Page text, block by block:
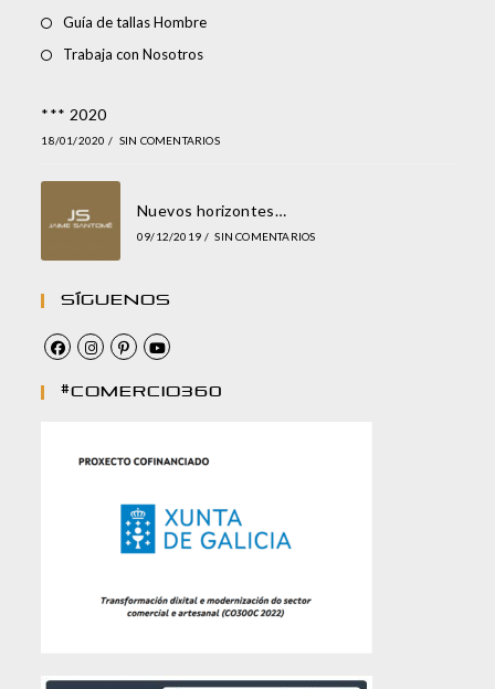
Guía de tallas Hombre
Trabaja con Nosotros
*** 2020
18/01/2020 / SIN COMENTARIOS
Nuevos horizontes…
09/12/2019 / SIN COMENTARIOS
Síguenos
#comercio360